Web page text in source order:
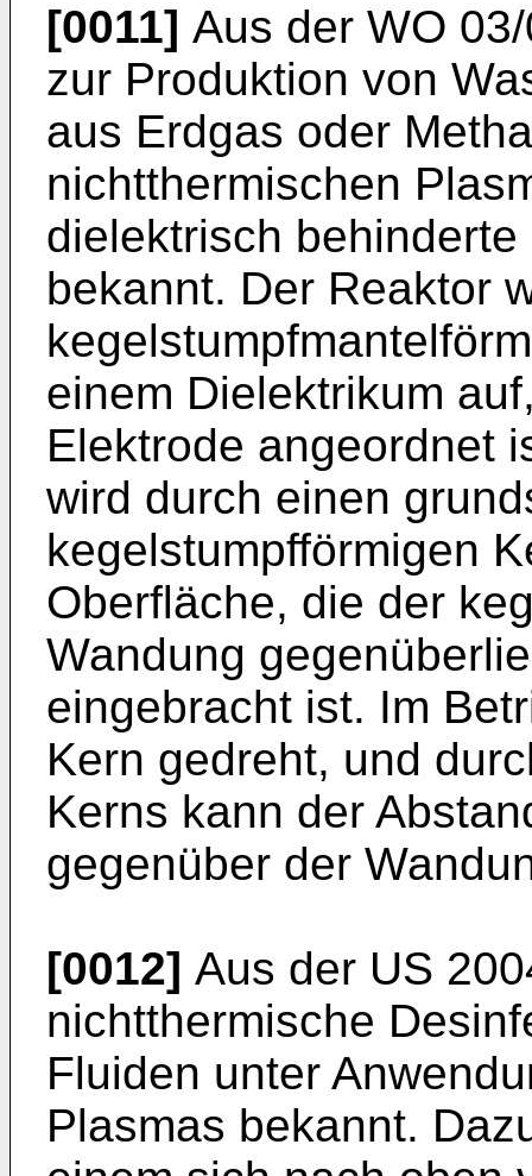
[0011] Aus der WO
zur Produktion von
aus Erdgas oder
nichtthermischen
dielektrisch
bekannt. Der Reaktor
einem Dielektrikum
Elektrode angeordnet
wird durch einen
kegelstumpfförmigen
Oberfläche, die der
Wandung
eingebracht ist. Im
Kern gedreht, und
Kerns kann der
gegenüber der
[0012] Aus der US
nichtthermische
Fluiden unter
Plasmas bekannt.